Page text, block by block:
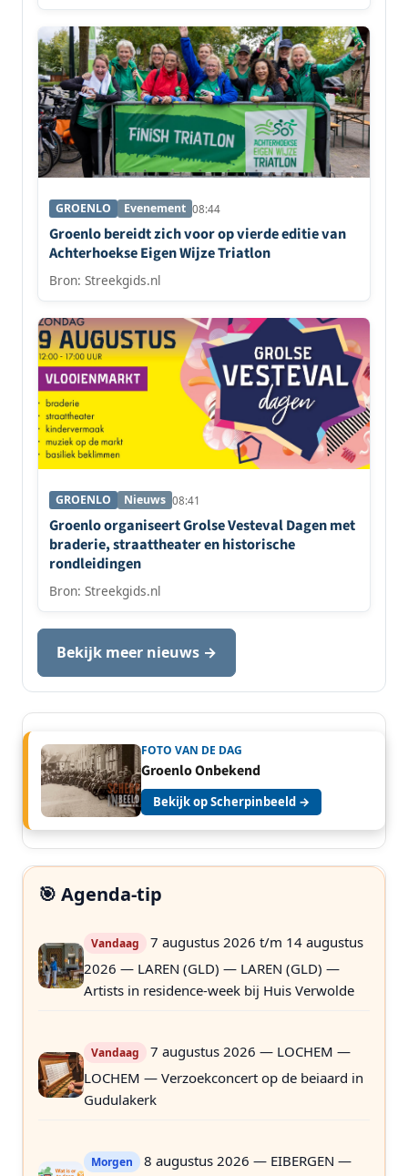
GROENLO Evenement 08:44
Groenlo bereidt zich voor op vierde editie van
Achterhoekse Eigen Wijze Triatlon
Bron: Streekgids.nl
GROENLO Nieuws 08:41
Groenlo organiseert Grolse Vesteval Dagen met
braderie, straattheater en historische
rondleidingen
Bron: Streekgids.nl
Bekijk meer nieuws →
FOTO VAN DE DAG
Groenlo Onbekend
Bekijk op Scherpinbeeld →
🎯 Agenda-tip
Vandaag
7 augustus 2026 t/m 14 augustus
2026 — LAREN (GLD) — LAREN (GLD) —
Artists in residence-week bij Huis Verwolde
Vandaag
7 augustus 2026 — LOCHEM —
LOCHEM — Verzoekconcert op de beiaard in
Gudulakerk
Morgen
8 augustus 2026 — EIBERGEN —